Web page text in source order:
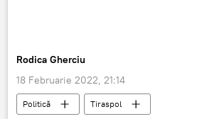
Rodica Gherciu
18 Februarie 2022, 21:14
Politică
Tiraspol